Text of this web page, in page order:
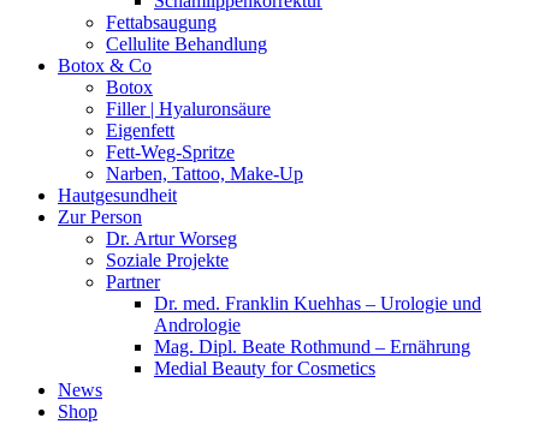
Fettabsaugung
Cellulite Behandlung
Botox & Co
Botox
Filler | Hyaluronsäure
Eigenfett
Fett-Weg-Spritze
Narben, Tattoo, Make-Up
Hautgesundheit
Zur Person
Dr. Artur Worseg
Soziale Projekte
Partner
Dr. med. Franklin Kuehhas – Urologie und
Andrologie
Mag. Dipl. Beate Rothmund – Ernährung
Medial Beauty for Cosmetics
News
Shop